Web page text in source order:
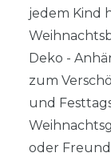
jedem Kind
Deko -
zum
und
oder